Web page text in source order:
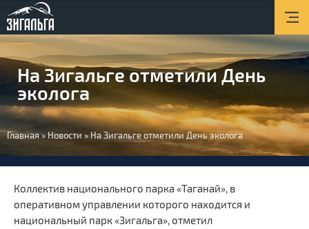
Новости
Туризм
Экопросвещение
Услуги
Контакты
На Зигальге отметили День
эколога
Вы
здесь
Главная»Новости » На Зигальге отметили День эколога
Коллектив национального парка «Таганай», в
оперативном управлении которого находится и
национальный парк «Зигальга», отметил